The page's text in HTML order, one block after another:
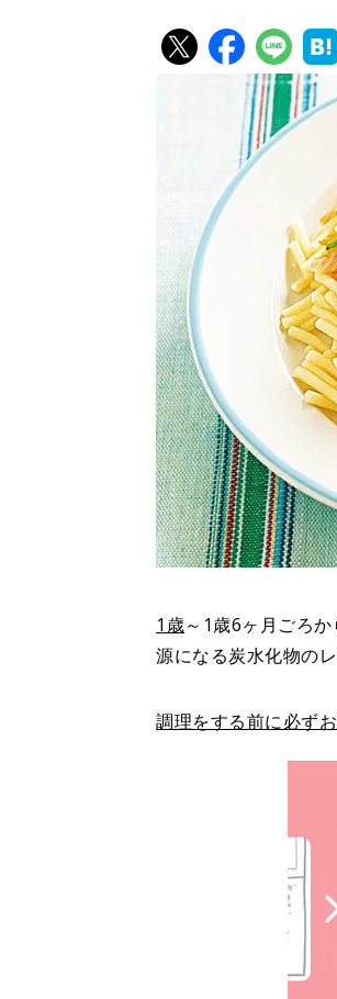
1歳～1歳6ヶ月ごろ
源になる炭水化物のレ
調理をする前に必ず